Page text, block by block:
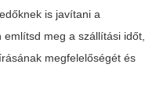
is javítani a
említsd meg a szállítási időt,
megfelelőségét és